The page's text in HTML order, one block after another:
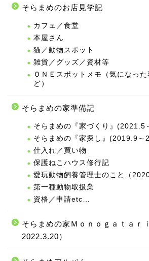
そらまめのお店見学記
カフェ／食堂
本屋さん
猫／動物スポット
雑貨／グッズ／資材等
ＯＮＥスポットメモ（気になっ
ど）
そらまめの家準備記
そらまめの『家づくり』(2021.5
そらまめの『家探し』(2019.9～
仕入れ／買い物
保護ねこハウス修行記
愛玩動物飼養管理士のこと（
第一種動物取扱業
資格／申請etc…
そらまめの家Ｍｏｎｏｇａｔａｒ
2022.3.20）